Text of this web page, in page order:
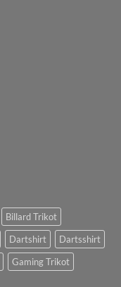
Billard Trikot
Dartshirt
Dartsshirt
Gaming Trikot